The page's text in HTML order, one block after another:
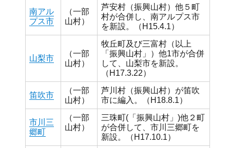
南アル
プス市
（一部
山村）
芦安村（振興山村）他５町
村が合併し、南アルプス市
を新設。（H15.4.1）
山梨市
（一部
山村）
牧丘町及び三富村（以上
「振興山村」）他1市が合併
して、山梨市を新設。
（H17.3.22）
笛吹市
（一部
山村）
芦川村（振興山村）が笛吹
市に編入。（H18.8.1）
市川三
郷町
（一部
山村）
三珠町(「振興山村」)他２町
が合併して、市川三郷町を
新設。（H17.10.1）